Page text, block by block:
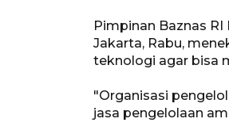
Pimpinan Baznas
Jakarta, Rabu,
teknologi agar bisa
"Organisasi
jasa pengelolaan